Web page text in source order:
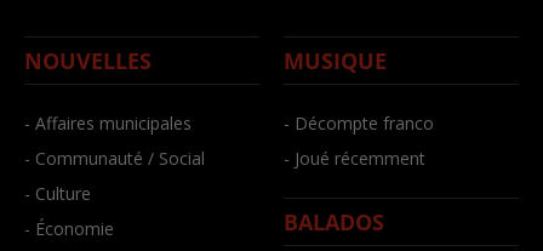
NOUVELLES
- Affaires municipales
- Communauté / Social
- Culture
- Économie
MUSIQUE
- Décompte franco
- Joué récemment
BALADOS